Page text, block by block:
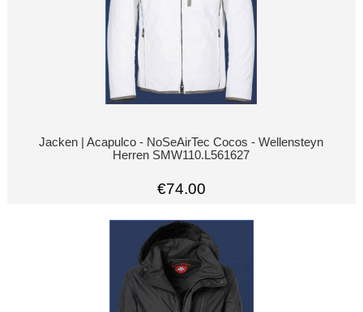
Jacken | Acapulco - NoSeAirTec Cocos - Wellensteyn
Herren SMW110.L561627
€74.00